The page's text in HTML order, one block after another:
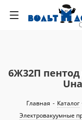
6Ж32П
Главная - Каталог
Электровакуумные